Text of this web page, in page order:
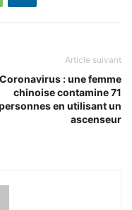
Article suivant
Coronavirus : une femme
chinoise contamine 71
en utilisant un
ascenseur